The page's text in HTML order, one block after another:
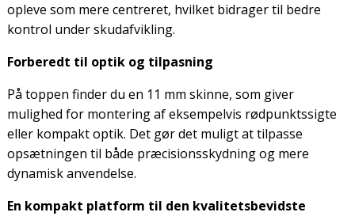
opleve som mere centreret, hvilket bidrager til bedre
kontrol under skudafvikling.
Forberedt til optik og tilpasning
På toppen finder du en 11 mm skinne, som giver
mulighed for montering af eksempelvis rødpunktssigte
eller kompakt optik. Det gør det muligt at tilpasse
opsætningen til både præcisionsskydning og mere
dynamisk anvendelse.
En kompakt platform til den kvalitetsbevidste